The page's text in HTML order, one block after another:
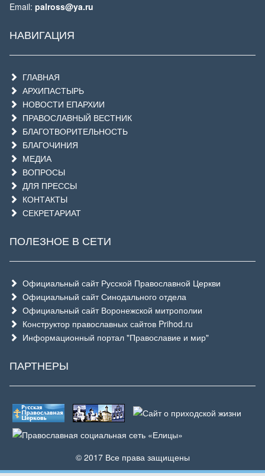
Email: palross@ya.ru
НАВИГАЦИЯ
ГЛАВНАЯ
АРХИПАСТЫРЬ
НОВОСТИ ЕПАРХИИ
ПРАВОСЛАВНЫЙ ВЕСТНИК
БЛАГОТВОРИТЕЛЬНОСТЬ
БЛАГОЧИНИЯ
МЕДИА
ВОПРОСЫ
ДЛЯ ПРЕССЫ
КОНТАКТЫ
СЕКРЕТАРИАТ
ПОЛЕЗНОЕ В СЕТИ
Официальный сайт Русской Православной Церкви
Официальный сайт Синодального отдела
Официальный сайт Воронежской митрополии
Конструктор православных сайтов Prihod.ru
Информационный портал "Православие и мир"
ПАРТНЕРЫ
© 2017 Все права защищены